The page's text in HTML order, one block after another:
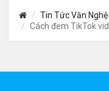
Tin Tức Văn
Cách đem TikTok